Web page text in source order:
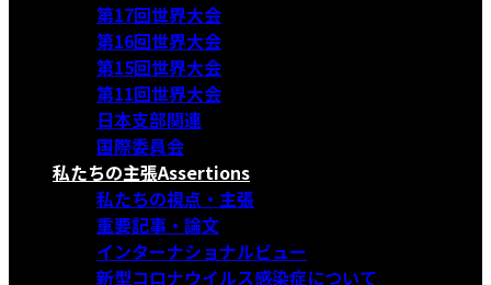
第17回世界大会
第16回世界大会
第15回世界大会
第11回世界大会
日本支部関連
国際委員会
私たちの主張Assertions
私たちの視点・主張
重要記事・論文
インターナショナルビュー
新型コロナウイルス感染症について